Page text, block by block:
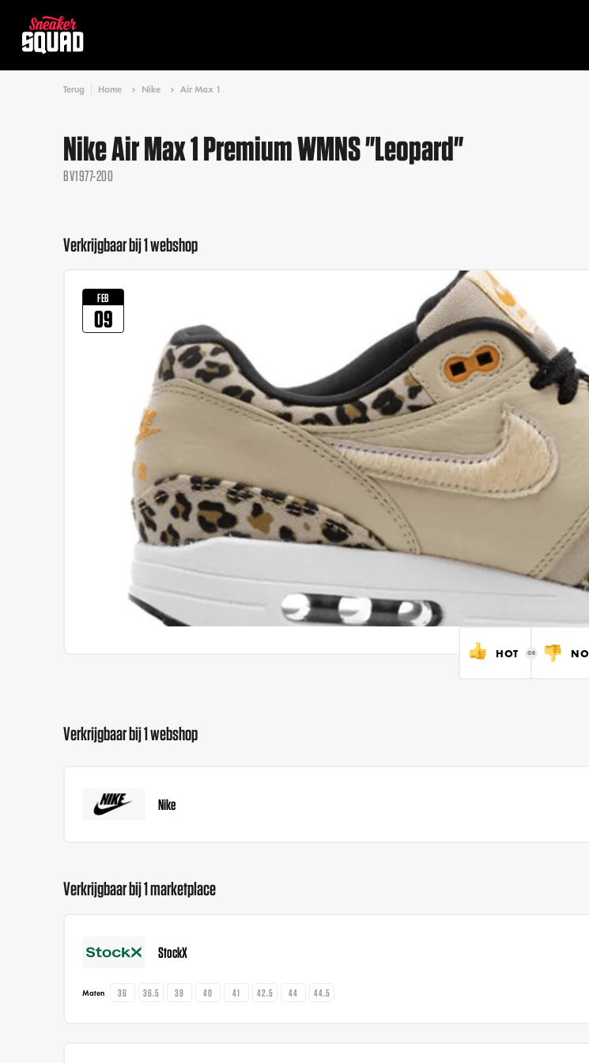
Terug Home Nike Air Max 1
Nike Air Max 1 Premium WMNS "Leopard"
BV1977-200
Verkrijgbaar bij 1 webshop
FEB
09
HOT
Verkrijgbaar bij 1 webshop
Nike
Verkrijgbaar bij 1 marketplace
StockX
Maten 36 36.5 39 40 41 42.5 44 44.5